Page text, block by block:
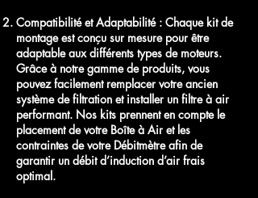
Compatibilité et Adaptabilité : Chaque kit de
montage est conçu sur mesure pour être
adaptable aux différents types de moteurs.
Grâce à notre gamme de produits, vous
pouvez facilement remplacer votre ancien
système de filtration et installer un filtre à air
performant. Nos kits prennent en compte le
placement de votre Boîte à Air et les
contraintes de votre Débitmètre afin de
garantir un débit d’induction d’air frais
optimal.